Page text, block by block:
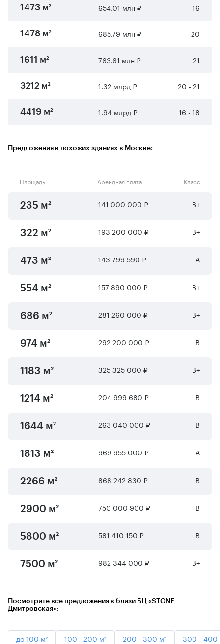
1473 м² 654.01 млн ₽ 16
1478 м² 685.79 млн ₽ 20
1611 м² 763.61 млн ₽ 21
3212 м² 1.32 млрд ₽ 20 - 21
4419 м² 1.94 млрд ₽ 16 - 18
Предложения в похожих зданиях в Москве:
Площадь Арендная плата Класс
235 м² 141 000 000 ₽ B+
322 м² 193 200 000 ₽ B+
473 м² 143 799 590 ₽ А
554 м² 157 890 000 ₽ B+
686 м² 281 260 000 ₽ B+
974 м² 292 200 000 ₽ B
1183 м² 325 325 000 ₽ B+
1214 м² 204 999 680 ₽ B
1644 м² 263 040 000 ₽ B
1813 м² 969 955 000 ₽ А
2266 м² 868 242 830 ₽ B
2900 м² 750 000 900 ₽ B
5800 м² 581 410 150 ₽ B
7500 м² 982 344 000 ₽ B+
Посмотрите все предложения в близи БЦ «STONE
Дмитровская»:
до 100 м² 100 - 200 м² 200 - 300 м² 300 - 400